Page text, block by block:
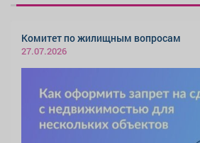
Комитет по жилищным вопросам
27.07.2026